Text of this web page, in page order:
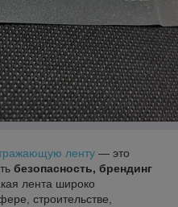
ленту — это
безопасность, брендинг
лента широко
строительстве,